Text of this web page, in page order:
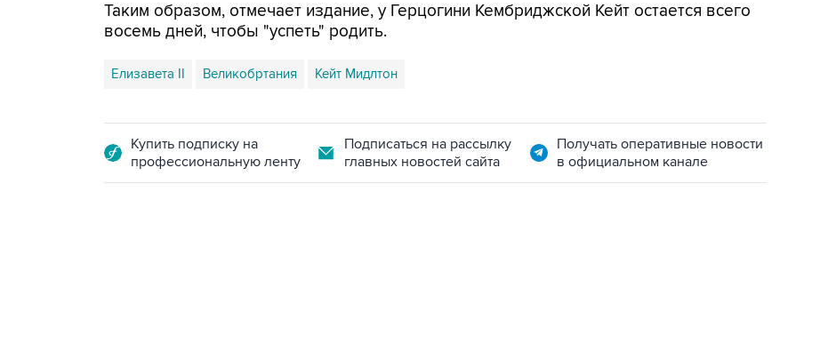
Таким образом, отмечает издание, у Герцогини Кембриджской Кейт остается всего
восемь дней, чтобы "успеть" родить.
Елизавета II Великобртания Кейт Мидлтон
Купить подписку на
профессиональную ленту
Подписаться на рассылку
главных новостей сайта
Получать оперативные новости
в официальном канале